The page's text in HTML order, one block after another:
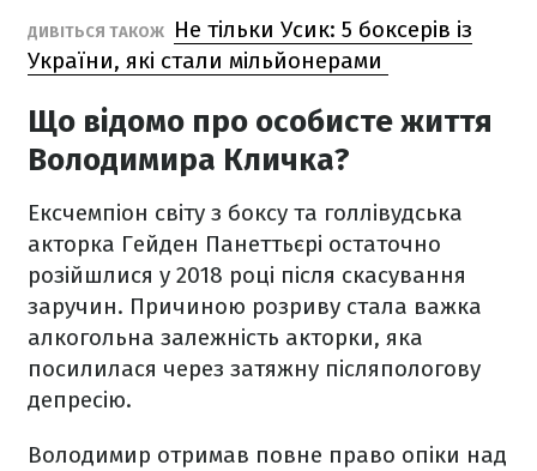
ДИВІТЬСЯ ТАКОЖ
Не тільки Усик: 5 боксерів із
України, які стали мільйонерами
Що відомо про особисте життя
Володимира Кличка?
Ексчемпіон світу з боксу та голлівудська
акторка Гейден Панеттьєрі остаточно
розійшлися у 2018 році після скасування
заручин. Причиною розриву стала важка
алкогольна залежність акторки, яка
посилилася через затяжну післяпологову
депресію.
Володимир отримав повне право опіки над